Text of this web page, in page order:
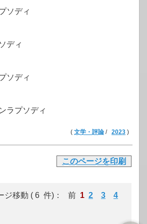
ソディ
ディ
ソディ
ラプソディ
( 文学・評論 / 2023 )
このページを印刷
ジ移動 ( 6 件)： 前 1 2 3 4